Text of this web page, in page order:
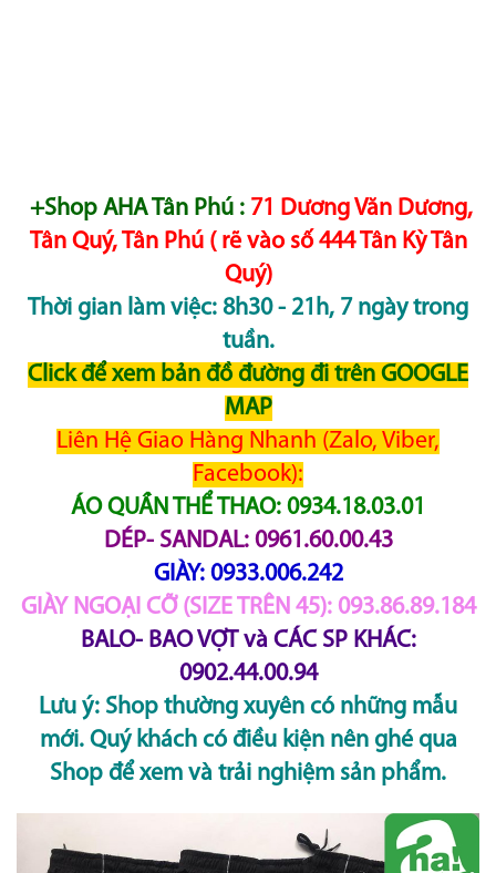
+Shop AHA Tân Phú : 71 Dương Văn Dương,
Tân Quý, Tân Phú ( rẽ vào số 444 Tân Kỳ Tân
Quý)
Thời gian làm việc: 8h30 - 21h, 7 ngày trong
tuần.
Click để xem bản đồ đường đi trên GOOGLE
MAP
Liên Hệ Giao Hàng Nhanh (Zalo, Viber,
Facebook):
ÁO QUẦN THỂ THAO: 0934.18.03.01
DÉP- SANDAL: 0961.60.00.43
GIÀY: 0933.006.242
GIÀY NGOẠI CỠ (SIZE TRÊN 45): 093.86.89.184
BALO- BAO VỢT và CÁC SP KHÁC:
0902.44.00.94
Lưu ý: Shop thường xuyên có những mẫu
mới. Quý khách có điều kiện nên ghé qua
Shop để xem và trải nghiệm sản phẩm.